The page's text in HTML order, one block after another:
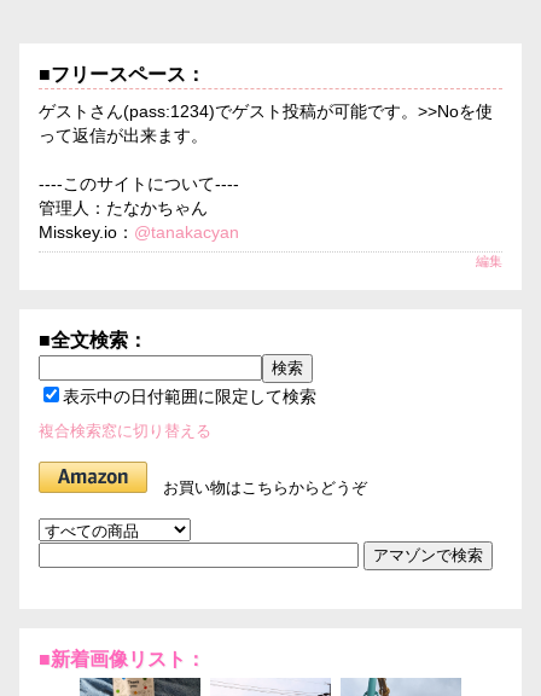
■フリースペース：
ゲストさん(pass:1234)でゲスト投稿が可能です。>>Noを使
って返信が出来ます。
----このサイトについて----
管理人：たなかちゃん
Misskey.io： @tanakacyan
編集
■全文検索：
表示中の日付範囲に限定して検索
複合検索窓に切り替える
お買い物はこちらからどうぞ
■新着画像リスト：